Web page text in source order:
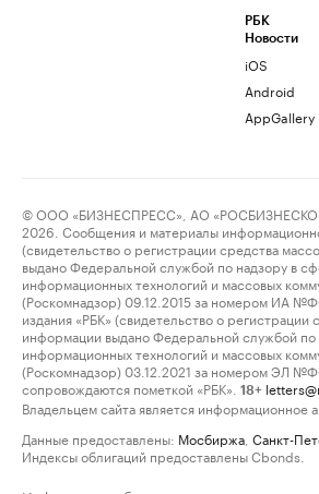
РБК
Новости
iOS
Android
AppGallery
© ООО «БИЗНЕСПРЕСС», АО
2026. Сообщения и материалы
(свидетельство о регистрации средства
выдано Федеральной службой по надзору в
информационных технологий и массовых
(Роскомнадзор) 09.12.2015 за номером ИА
издания «РБК» (свидетельство о регистрации
информации выдано Федеральной службой по
информационных технологий и массовых
(Роскомнадзор) 03.12.2021 за номером ЭЛ
сопровождаются пометкой «РБК».
18+
Владельцем сайта является информационное
Данные предоставлены: Мосбиржа Санкт-
Индексы облигаций предоставлены Cbonds.